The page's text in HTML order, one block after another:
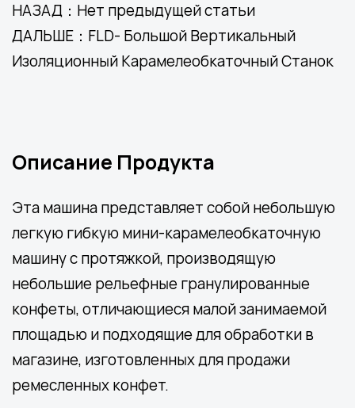
НАЗАД：Нет предыдущей статьи
ДАЛЬШЕ：FLD- Большой Вертикальный
Изоляционный Карамелеобкаточный Станок
Описание Продукта
Эта машина представляет собой небольшую
легкую гибкую мини-карамелеобкаточную
машину с протяжкой, производящую
небольшие рельефные гранулированные
конфеты, отличающиеся малой занимаемой
площадью и подходящие для обработки в
магазине, изготовленных для продажи
ремесленных конфет.